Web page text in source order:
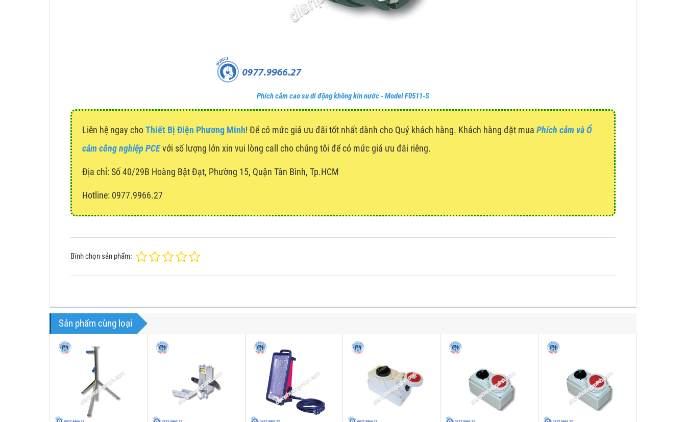
Phích cắm cao su di động không kín nước - Model F0511-S
Liên hệ ngay choThiết Bị Điện Phương Minh! Để có mức giá ưu đãi tốt nhất dành cho Quý khách hàng. Khách hàng đặt mua Phích cắm và Ổ
cắm công nghiệp PCEvới số lượng lớn xin vui lòng call cho chúng tôi để có mức giá ưu đãi riêng.
Địa chỉ: Số 40/29B Hoàng Bật Đạt, Phường 15, Quận Tân Bình, Tp.HCM
Hotline: 0977.9966.27
Bình chọn sản phẩm:
Sản phẩm cùng loại